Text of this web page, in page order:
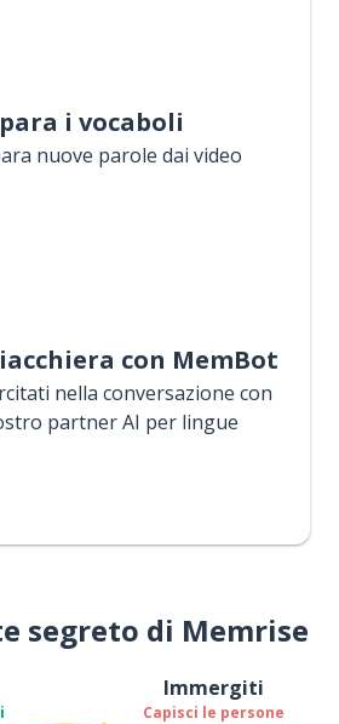
i vocaboli
nuove parole dai video
con MemBot
nella conversazione con
partner AI per lingue
segreto di Memrise
Immergiti
Capisci le persone